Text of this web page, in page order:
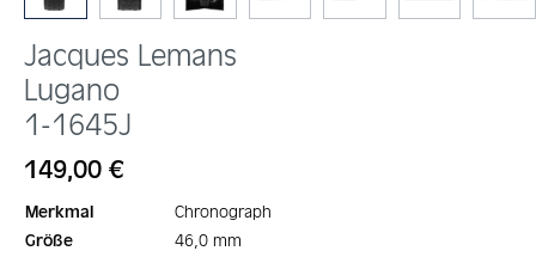
Jacques Lemans
Lugano
1-1645J
Regulärer Preis:
149,00 €
Merkmal
Chronograph
Größe
46,0 mm